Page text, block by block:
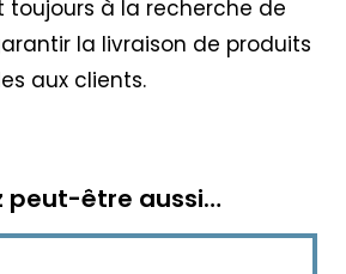
toujours à la recherche de
la livraison de produits
aux clients.
peut-être aussi…